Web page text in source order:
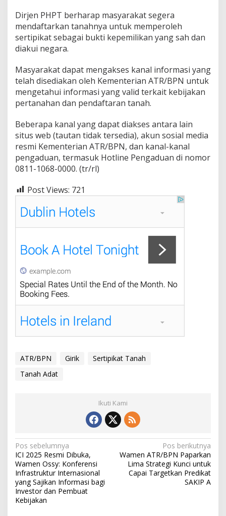
Dirjen PHPT berharap masyarakat segera
mendaftarkan tanahnya untuk memperoleh
sertipikat sebagai bukti kepemilikan yang sah dan
diakui negara.
Masyarakat dapat mengakses kanal informasi yang
telah disediakan oleh Kementerian ATR/BPN untuk
mengetahui informasi yang valid terkait kebijakan
pertanahan dan pendaftaran tanah.
Beberapa kanal yang dapat diakses antara lain
situs web (tautan tidak tersedia), akun sosial media
resmi Kementerian ATR/BPN, dan kanal-kanal
pengaduan, termasuk Hotline Pengaduan di nomor
0811-1068-0000. (tr/rl)
Post Views: 721
ATR/BPN Girik
Sertipikat Tanah
Tanah Adat
Ikuti Kami
Navigasi
pos
Pos sebelumnya
ICI 2025 Resmi Dibuka,
Wamen Ossy: Konferensi
Infrastruktur Internasional
yang Sajikan Informasi bagi
Investor dan Pembuat
Kebijakan
Pos berikutnya
Wamen ATR/BPN Paparkan
Lima Strategi Kunci untuk
Capai Targetkan Predikat
SAKIP A